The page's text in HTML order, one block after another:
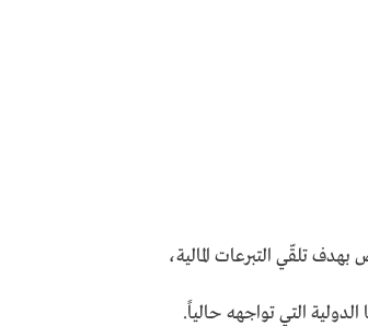
تلقّي التبرعات المالية،
التي تواجهه حالياً.